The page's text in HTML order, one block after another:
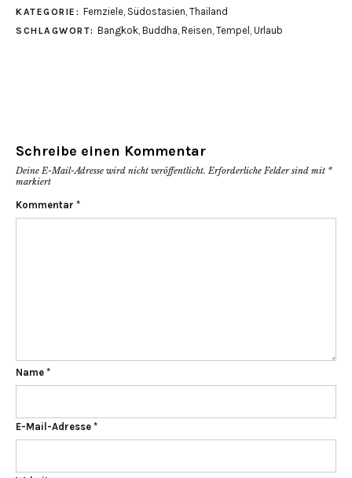
KATEGORIE: Fernziele, Südostasien, Thailand
SCHLAGWORT: Bangkok, Buddha, Reisen, Tempel , Urlaub
Schreibe einen Kommentar
Deine E-Mail-Adresse wird nicht veröffentlicht. Erforderliche Felder sind mit *
markiert
Kommentar *
Name *
E-Mail-Adresse *